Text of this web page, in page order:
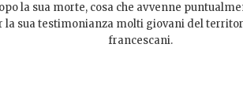
la sua morte, cosa che avvenne
la sua testimonianza molti giovani del
francescani.